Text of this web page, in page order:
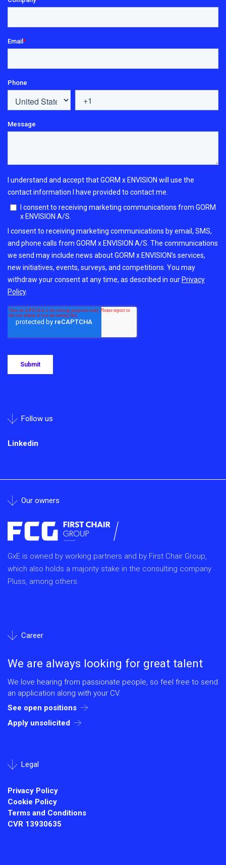
Follow us
Linkedin
Our owners
GxE is owned by working partners and by First Chair Group,
which also holds a majority stake in the consulting company
Pluss, among others.
Career
We are always looking for great talent
We love hearing from passionate people, so feel free to send
an application along with your CV.
See open positions
Apply unsolicited
Legal
Privacy Policy
Cookie Policy
Terms and Conditions
CVR 13930635